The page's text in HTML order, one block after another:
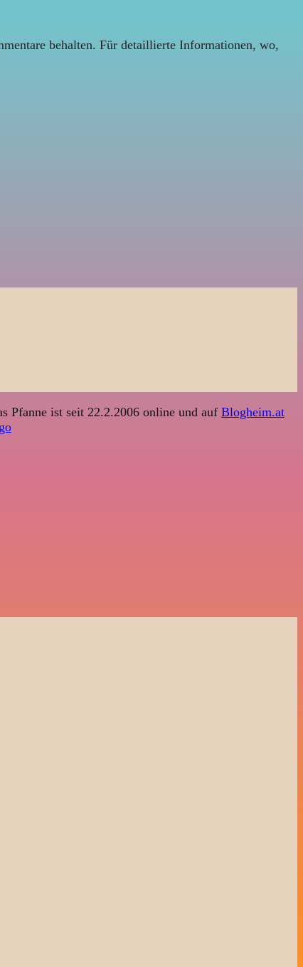
behalten. Für detaillierte Informationen, wo,
Pfanne ist seit 22.2.2006 online und auf Blogheim.at